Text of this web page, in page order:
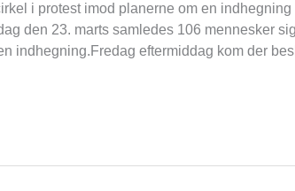
i protest imod planerne om en
den 23. marts samledes 106 mennesker
indhegning.Fredag eftermiddag kom der